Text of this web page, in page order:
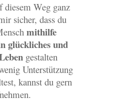
diesem Weg ganz
sicher, dass du
mithilfe
glückliches und
gestalten
Unterstützung
kannst du gern